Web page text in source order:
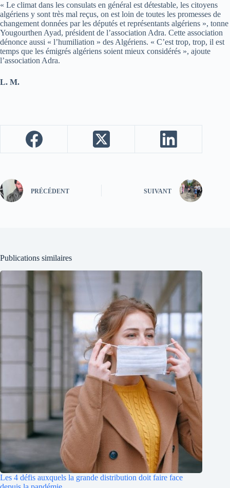
« Le climat dans les consulats en général est détestable, les citoyens
algériens y sont très mal reçus, on est loin de toutes les promesses de
changement données par les députés et représentants algériens », tonne
Yougourthen Ayad, président de l’association Adra. Cette association
dénonce aussi « l’humiliation » des Algériens. « C’est trop, trop, il est
temps que les émigrés algériens soient mieux considérés », ajoute
l’association Adra.
L. M.
PRÉCÉDENT SUIVANT
Publications similaires
Les 4 défis auxquels la grande distribution doit faire face